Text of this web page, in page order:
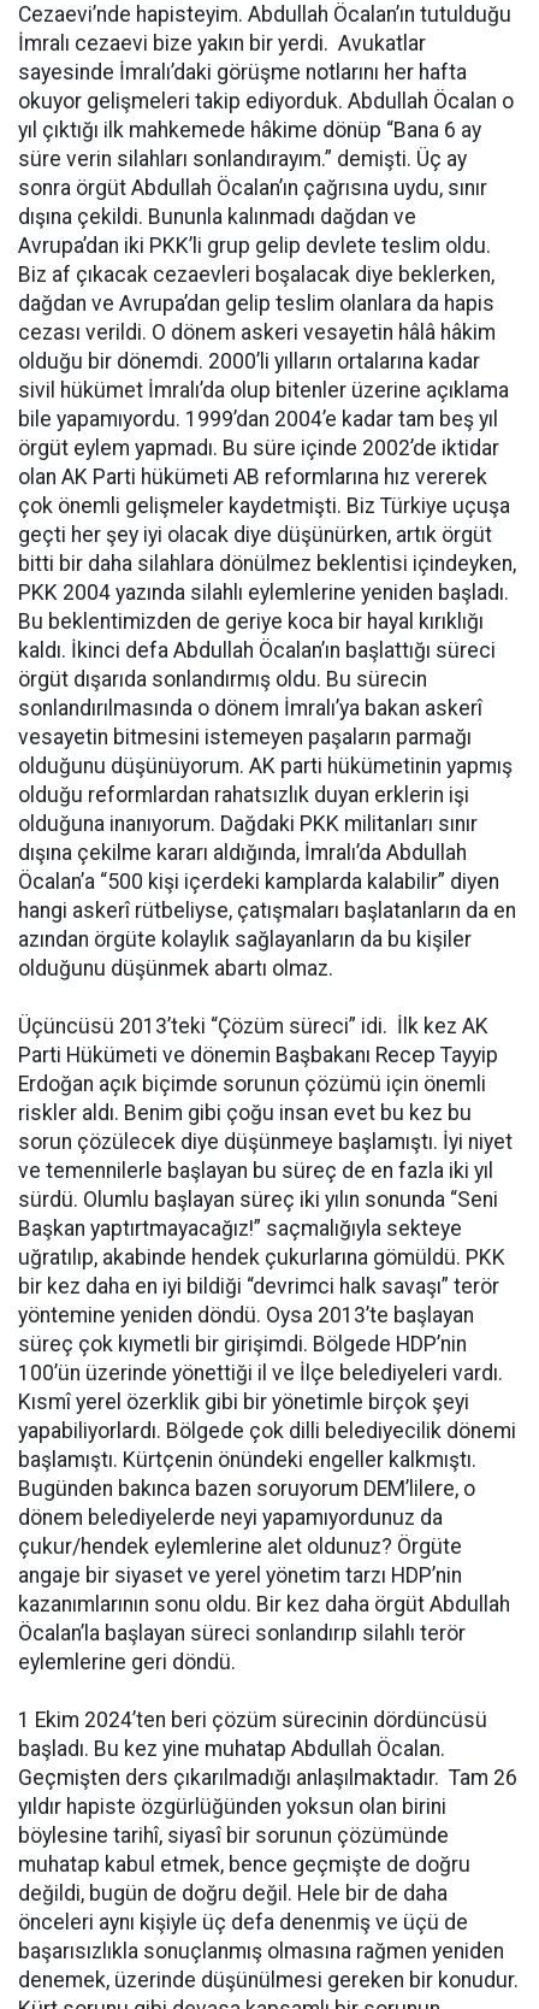
Cezaevi’nde hapisteyim. Abdullah Öcalan’ın tutulduğu
İmralı cezaevi bize yakın bir yerdi. Avukatlar
sayesinde İmralı’daki görüşme notlarını her hafta
okuyor gelişmeleri takip ediyorduk. Abdullah Öcalan o
yıl çıktığı ilk mahkemede hâkime dönüp “Bana 6 ay
süre verin silahları sonlandırayım.” demişti. Üç ay
sonra örgüt Abdullah Öcalan’ın çağrısına uydu, sınır
dışına çekildi. Bununla kalınmadı dağdan ve
Avrupa’dan iki PKK’li grup gelip devlete teslim oldu.
Biz af çıkacak cezaevleri boşalacak diye beklerken,
dağdan ve Avrupa’dan gelip teslim olanlara da hapis
cezası verildi. O dönem askeri vesayetin hâlâ hâkim
olduğu bir dönemdi. 2000’li yılların ortalarına kadar
sivil hükümet İmralı’da olup bitenler üzerine açıklama
bile yapamıyordu. 1999’dan 2004’e kadar tam beş yıl
örgüt eylem yapmadı. Bu süre içinde 2002’de iktidar
olan AK Parti hükümeti AB reformlarına hız vererek
çok önemli gelişmeler kaydetmişti. Biz Türkiye uçuşa
geçti her şey iyi olacak diye düşünürken, artık örgüt
bitti bir daha silahlara dönülmez beklentisi içindeyken,
PKK 2004 yazında silahlı eylemlerine yeniden başladı.
Bu beklentimizden de geriye koca bir hayal kırıklığı
kaldı. İkinci defa Abdullah Öcalan’ın başlattığı süreci
örgüt dışarıda sonlandırmış oldu. Bu sürecin
sonlandırılmasında o dönem İmralı’ya bakan askerî
vesayetin bitmesini istemeyen paşaların parmağı
olduğunu düşünüyorum. AK parti hükümetinin yapmış
olduğu reformlardan rahatsızlık duyan erklerin işi
olduğuna inanıyorum. Dağdaki PKK militanları sınır
dışına çekilme kararı aldığında, İmralı’da Abdullah
Öcalan’a “500 kişi içerdeki kamplarda kalabilir” diyen
hangi askerî rütbeliyse, çatışmaları başlatanların da en
azından örgüte kolaylık sağlayanların da bu kişiler
olduğunu düşünmek abartı olmaz.
Üçüncüsü 2013’teki “Çözüm süreci” idi. İlk kez AK
Parti Hükümeti ve dönemin Başbakanı Recep Tayyip
Erdoğan açık biçimde sorunun çözümü için önemli
riskler aldı. Benim gibi çoğu insan evet bu kez bu
sorun çözülecek diye düşünmeye başlamıştı. İyi niyet
ve temennilerle başlayan bu süreç de en fazla iki yıl
sürdü. Olumlu başlayan süreç iki yılın sonunda “Seni
Başkan yaptırtmayacağız!” saçmalığıyla sekteye
uğratılıp, akabinde hendek çukurlarına gömüldü. PKK
bir kez daha en iyi bildiği “devrimci halk savaşı” terör
yöntemine yeniden döndü. Oysa 2013’te başlayan
süreç çok kıymetli bir girişimdi. Bölgede HDP’nin
100’ün üzerinde yönettiği il ve İlçe belediyeleri vardı.
Kısmî yerel özerklik gibi bir yönetimle birçok şeyi
yapabiliyorlardı. Bölgede çok dilli belediyecilik dönemi
başlamıştı. Kürtçenin önündeki engeller kalkmıştı.
Bugünden bakınca bazen soruyorum DEM’lilere, o
dönem belediyelerde neyi yapamıyordunuz da
çukur/hendek eylemlerine alet oldunuz? Örgüte
angaje bir siyaset ve yerel yönetim tarzı HDP’nin
kazanımlarının sonu oldu. Bir kez daha örgüt Abdullah
Öcalan’la başlayan süreci sonlandırıp silahlı terör
eylemlerine geri döndü.
1 Ekim 2024’ten beri çözüm sürecinin dördüncüsü
başladı. Bu kez yine muhatap Abdullah Öcalan.
Geçmişten ders çıkarılmadığı anlaşılmaktadır. Tam 26
yıldır hapiste özgürlüğünden yoksun olan birini
böylesine tarihî, siyasî bir sorunun çözümünde
muhatap kabul etmek, bence geçmişte de doğru
değildi, bugün de doğru değil. Hele bir de daha
önceleri aynı kişiyle üç defa denenmiş ve üçü de
başarısızlıkla sonuçlanmış olmasına rağmen yeniden
denemek, üzerinde düşünülmesi gereken bir konudur.